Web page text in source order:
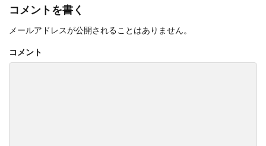
コメントを書く
メールアドレスが公開されることはありません。
コメント